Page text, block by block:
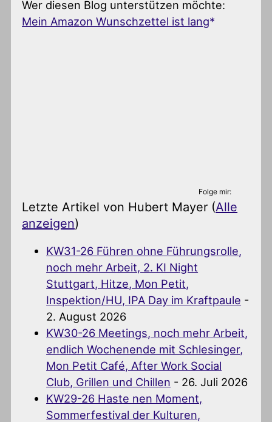
Wer diesen Blog unterstützen möchte:
Mein Amazon Wunschzettel ist lang
Folge mir:
Letzte Artikel von Hubert Mayer (Alle
anzeigen)
KW31-26 Führen ohne Führungsrolle,
noch mehr Arbeit, 2. KI Night
Stuttgart, Hitze, Mon Petit,
Inspektion/HU, IPA Day im Kraftpaule -
2. August 2026
KW30-26 Meetings, noch mehr Arbeit,
endlich Wochenende mit Schlesinger,
Mon Petit Café, After Work Social
Club, Grillen und Chillen - 26. Juli 2026
KW29-26 Haste nen Moment,
Sommerfestival der Kulturen,